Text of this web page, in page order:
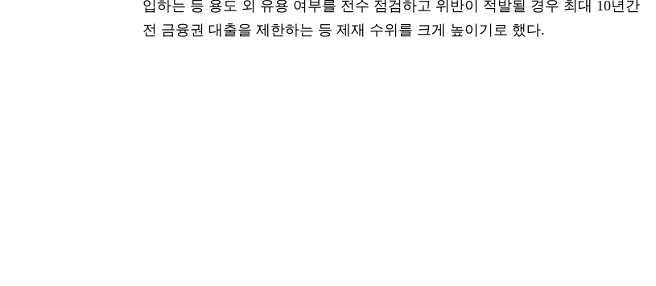
입하는 등 용도 외 유용 여부를 전수 점검하고 위반이 적발될 경우 최대 10년간
전 금융권 대출을 제한하는 등 제재 수위를 크게 높이기로 했다.